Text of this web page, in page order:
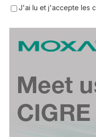
J'ai lu et j'accepte les